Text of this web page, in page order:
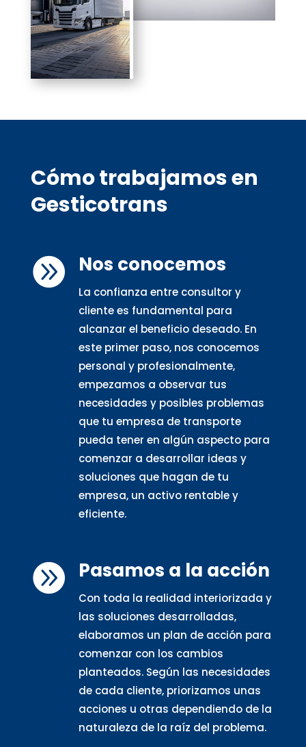
Cómo trabajamos en
Gesticotrans
 Nos conocemos
La confianza entre consultor y
cliente es fundamental para
alcanzar el beneficio deseado. En
este primer paso, nos conocemos
personal y profesionalmente,
empezamos a observar tus
necesidades y posibles problemas
que tu empresa de transporte
pueda tener en algún aspecto para
comenzar a desarrollar ideas y
soluciones que hagan de tu
empresa, un activo rentable y
eficiente.
 Pasamos a la acción
Con toda la realidad interiorizada y
las soluciones desarrolladas,
elaboramos un plan de acción para
comenzar con los cambios
planteados. Según las necesidades
de cada cliente, priorizamos unas
acciones u otras dependiendo de la
naturaleza de la raíz del problema.